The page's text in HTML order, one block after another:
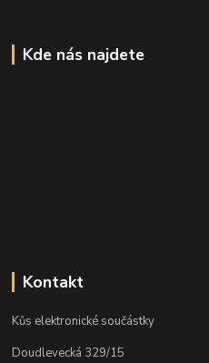
Kde nás najdete
Kontakt
Kůs elektronické součástky
Doudlevecká 329/15